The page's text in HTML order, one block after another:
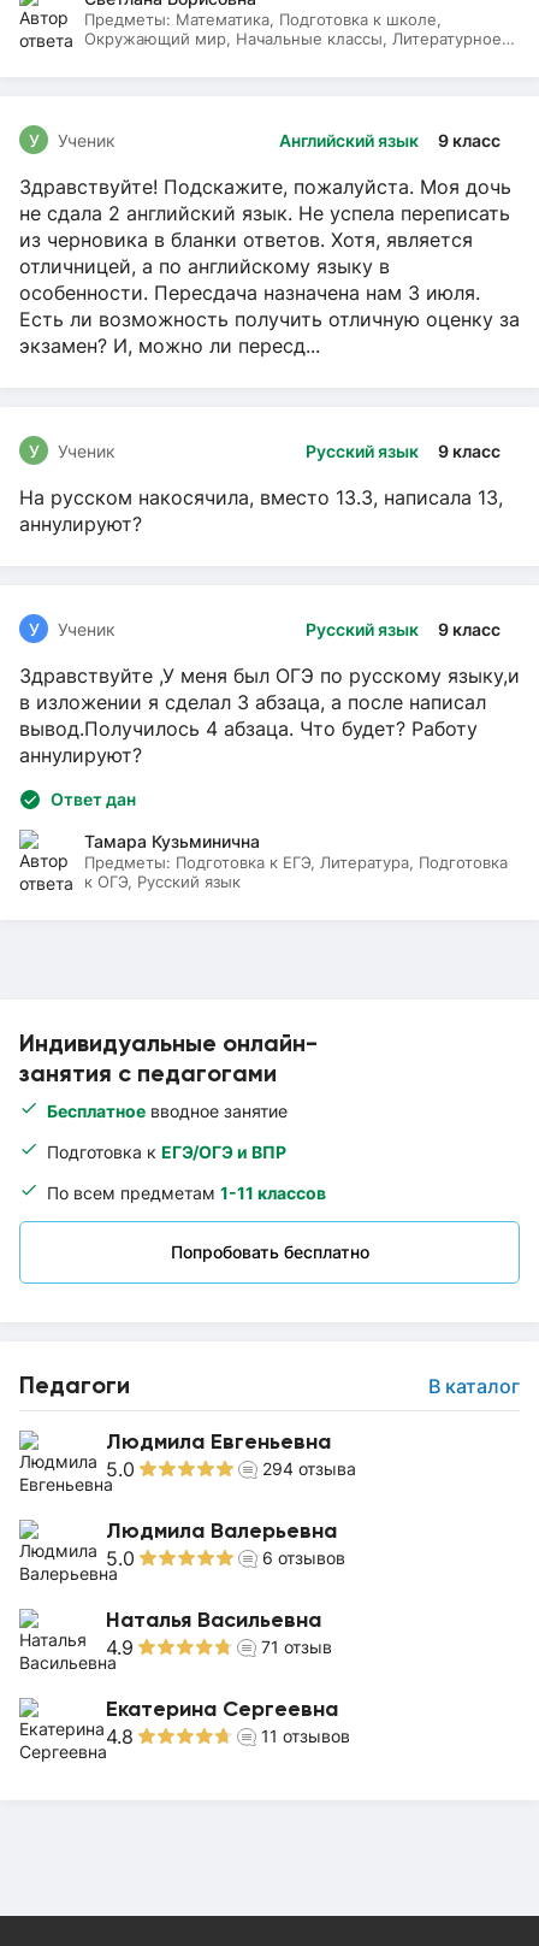
Индивидуальные онлайн-
занятия с педагогами
Бесплатное вводное занятие
Подготовка к ЕГЭ/ОГЭ и ВПР
По всем предметам 1-11 классов
Попробовать бесплатно
Педагоги В каталог
Людмила Евгеньевна
5.0 294 отзыва
Людмила Валерьевна
5.0 6 отзывов
Наталья Васильевна
4.9 71 отзыв
Екатерина Сергеевна
4.8 11 отзывов
Предметы: Математика, Подготовка к школе,
Окружающий мир, Начальные классы, Литературное
Английский язык 9 класс
У Ученик
Здравствуйте! Подскажите, пожалуйста. Моя дочь
не сдала 2 английский язык. Не успела переписать
из черновика в бланки ответов. Хотя, является
отличницей, а по английскому языку в
особенности. Пересдача назначена нам 3 июля.
Есть ли возможность получить отличную оценку за
экзамен? И, можно ли пересд...
Русский язык 9 класс
У Ученик
На русском накосячила, вместо 13.3, написала 13,
аннулируют?
Русский язык 9 класс
У Ученик
Здравствуйте ,У меня был ОГЭ по русскому языку,и
в изложении я сделал 3 абзаца, а после написал
вывод.Получилось 4 абзаца. Что будет? Работу
аннулируют?
Ответ дан
Тамара Кузьминична
Предметы: Подготовка к ЕГЭ, Литература, Подготовка
к ОГЭ, Русский язык